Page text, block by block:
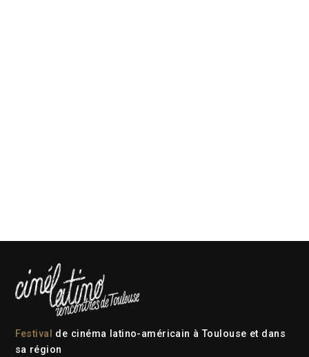
Festival
de cinéma latino-américain à Toulouse et dans
sa région